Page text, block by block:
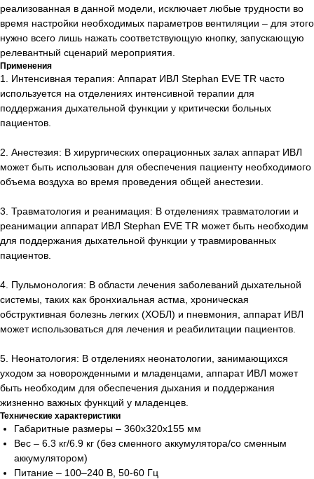
реализованная в данной модели, исключает любые трудности во
время настройки необходимых параметров вентиляции – для этого
нужно всего лишь нажать соответствующую кнопку, запускающую
релевантный сценарий мероприятия.
Применения
1. Интенсивная терапия: Аппарат ИВЛ Stephan EVE TR часто
используется на отделениях интенсивной терапии для
поддержания дыхательной функции у критически больных
пациентов.
2. Анестезия: В хирургических операционных залах аппарат ИВЛ
может быть использован для обеспечения пациенту необходимого
объема воздуха во время проведения общей анестезии.
3. Травматология и реанимация: В отделениях травматологии и
реанимации аппарат ИВЛ Stephan EVE TR может быть необходим
для поддержания дыхательной функции у травмированных
пациентов.
4. Пульмонология: В области лечения заболеваний дыхательной
системы, таких как бронхиальная астма, хроническая
обструктивная болезнь легких (ХОБЛ) и пневмония, аппарат ИВЛ
может использоваться для лечения и реабилитации пациентов.
5. Неонатология: В отделениях неонатологии, занимающихся
уходом за новорожденными и младенцами, аппарат ИВЛ может
быть необходим для обеспечения дыхания и поддержания
жизненно важных функций у младенцев.
Технические характеристики
Габаритные размеры – 360x320x155 мм
Вес – 6.3 кг/6.9 кг (без сменного аккумулятора/со сменным
аккумулятором)
Питание – 100–240 В, 50-60 Гц